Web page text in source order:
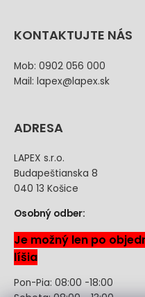
KONTAKTUJTE NÁS
Mob: 0902 056 000
Mail: lapex@lapex.sk
ADRESA
LAPEX s.r.o.
Budapeštianska 8
040 13 Košice
Osobný odber:
Je možný len po
líšia
Pon-Pia: 08:00 -18:00